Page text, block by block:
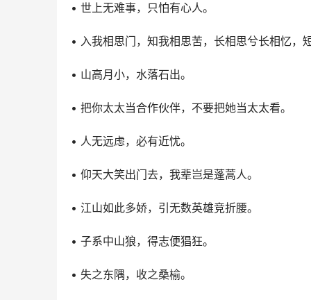
• 世上无难事，只怕有心人。
• 入我相思门，知我相思苦，长相思兮长相忆，
• 山高月小，水落石出。
• 把你太太当合作伙伴，不要把她当太太看。
• 人无远虑，必有近忧。
• 仰天大笑出门去，我辈岂是蓬蒿人。
• 江山如此多娇，引无数英雄竞折腰。
• 子系中山狼，得志便猖狂。
• 失之东隅，收之桑榆。